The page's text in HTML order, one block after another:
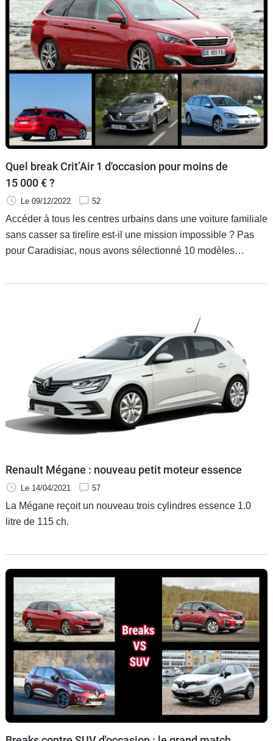
Quel break Crit’Air 1 d'occasion pour moins de
15 000 € ?
Le 09/12/2022 52
Accéder à tous les centres urbains dans une voiture familiale
sans casser sa tirelire est-il une mission impossible ? Pas
pour Caradisiac, nous avons sélectionné 10 modèles
Renault Mégane : nouveau petit moteur essence
Le 14/04/2021 57
La Mégane reçoit un nouveau trois cylindres essence 1.0
litre de 115 ch.